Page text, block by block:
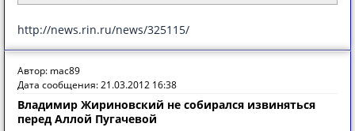
http://news.rin.ru/news/325115/
Автор: mac89
Дата сообщения: 21.03.2012 16:38
Владимир Жириновский не собирался извиняться
перед Аллой Пугачевой